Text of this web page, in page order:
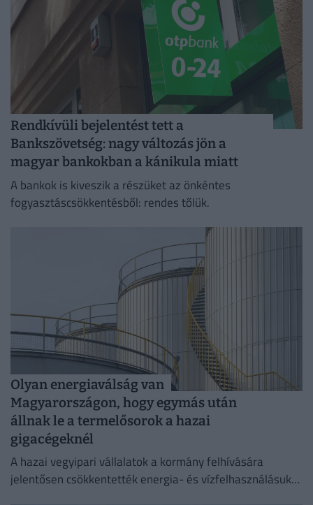
Rendkívüli bejelentést tett a
Bankszövetség: nagy változás jön a
magyar bankokban a kánikula miatt
A bankok is kiveszik a részüket az önkéntes
fogyasztáscsökkentésből: rendes tőlük.
Olyan energiaválság van
Magyarországon, hogy egymás után
állnak le a termelősorok a hazai
gigacégeknél
A hazai vegyipari vállalatok a kormány felhívására
jelentősen csökkentették energia- és vízfelhasználásukat